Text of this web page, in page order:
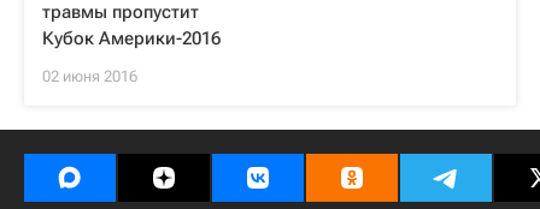
травмы пропустит
Кубок Америки-2016
02 июня 2016